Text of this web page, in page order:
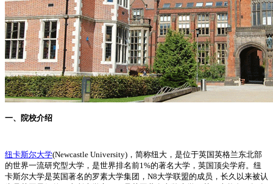
一、院校介绍
纽卡斯尔大学(Newcastle University)，简称纽大，是位于英国英格兰东北部
的世界一流研究型大学，是世界排名前1%的著名大学，英国顶尖学府。纽
卡斯尔大学是英国著名的罗素大学集团，N8大学联盟的成员，长久以来被认